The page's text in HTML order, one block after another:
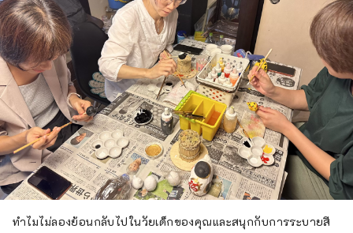
ทำไมไม่ลองย้อนกลับไปในวัยเด็กของคุณและสนุกกับการระบายสี